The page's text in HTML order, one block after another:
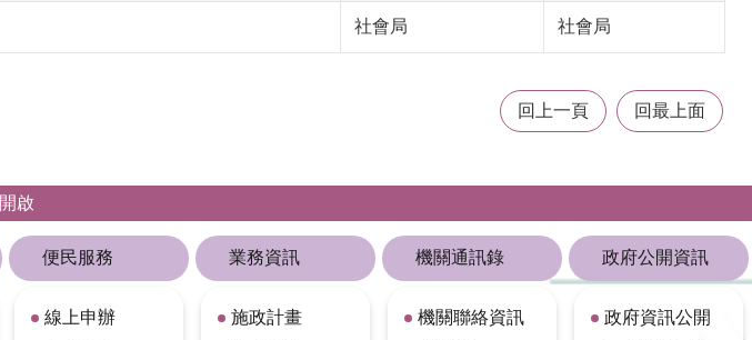
社會局 社會局
回上一頁 回最上面
開啟
便民服務
線上申辦
業務資訊
施政計畫
機關通訊錄
機關聯絡資訊
政府公開資訊
政府資訊公開